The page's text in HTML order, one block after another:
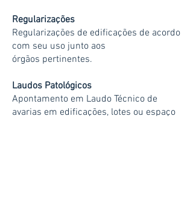
Regularizações
Regularizações de edificações de acordo
com seu uso junto aos
órgãos pertinentes.
Laudos Patológicos
Apontamento em Laudo Técnico de
avarias em edificações, lotes ou espaço